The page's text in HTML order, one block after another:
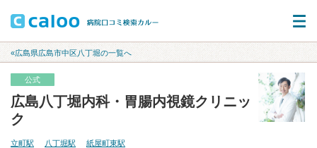
«広島県広島市中区八丁堀の一覧へ
公式
広島八丁堀内科・胃腸内視鏡クリニッ
ク
立町駅 八丁堀駅 紙屋町東駅